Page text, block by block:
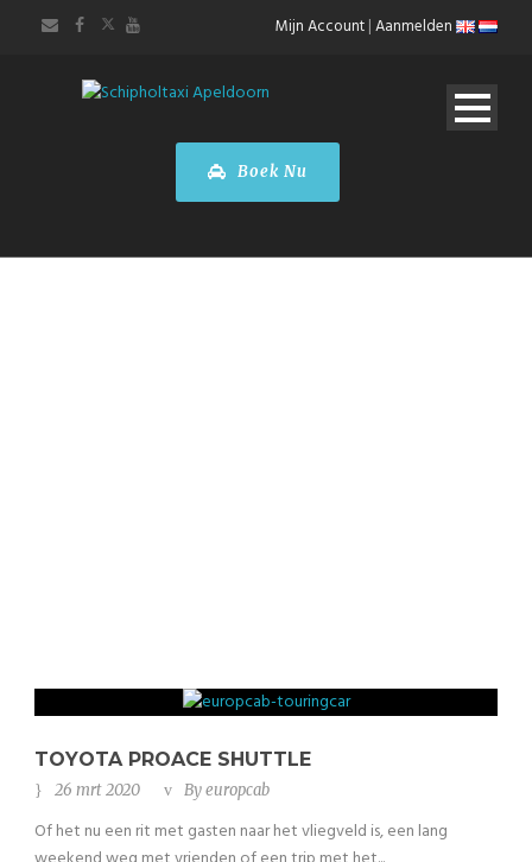
Mijn Account|Aanmelden
Boek Nu
TOYOTA PROACE SHUTTLE
26 mrt 2020 Byeuropcab
Of het nu een rit met gasten naar het vliegveld is, een lang